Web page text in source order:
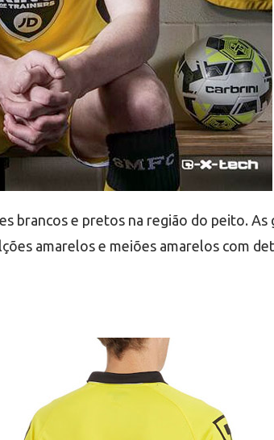
brancos e pretos na região do peito.
amarelos e meiões amarelos com